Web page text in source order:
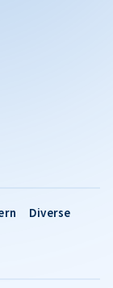
Diverse